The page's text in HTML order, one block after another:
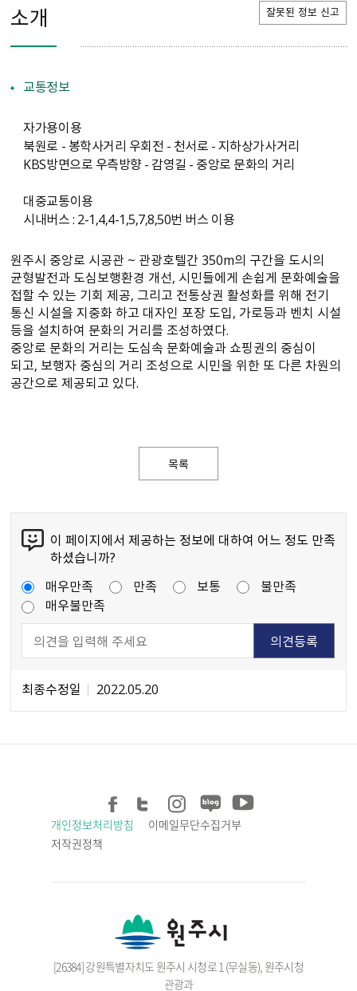
소개 잘못된 정보 신고
교통정보
자가용이용
북원로 - 봉학사거리 우회전 - 천서로 - 지하상가사거리
KBS방면으로 우측방향 - 감영길 - 중앙로 문화의 거리
대중교통이용
시내버스 : 2-1,4,4-1,5,7,8,50번 버스 이용
원주시 중앙로 시공관 ~ 관광호텔간 350m의 구간을 도시의
균형발전과 도심보행환경 개선, 시민들에게 손쉽게 문화예술을
접할 수 있는 기회 제공, 그리고 전통상권 활성화를 위해 전기
통신 시설을 지중화 하고 대자인 포장 도입, 가로등과 벤치 시설
등을 설치하여 문화의 거리를 조성하였다.
중앙로 문화의 거리는 도심속 문화예술과 쇼핑권의 중심이
되고, 보행자 중심의 거리 조성으로 시민을 위한 또 다른 차원의
공간으로 제공되고 있다.
목록
이 페이지에서 제공하는 정보에 대하여 어느 정도 만족
하셨습니까?
매우만족
만족 보통
불만족
매우불만족
최종수정일 2022.05.20
개인정보처리방침
이메일무단수집거부
저작권정책
[26384] 강원특별자치도 원주시 시청로 1 (무실동), 원주시청
관광과